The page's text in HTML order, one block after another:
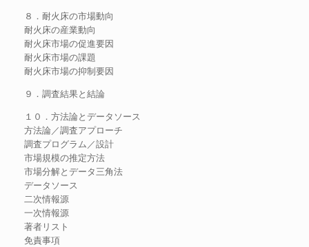
８．耐火床の市場動向
耐火床の産業動向
耐火床市場の促進要因
耐火床市場の課題
耐火床市場の抑制要因
９．調査結果と結論
１０．方法論とデータソース
方法論／調査アプローチ
調査プログラム／設計
市場規模の推定方法
市場分解とデータ三角法
データソース
二次情報源
一次情報源
著者リスト
免責事項